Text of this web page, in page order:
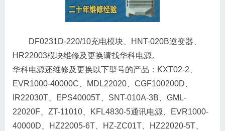
DF0231D-220/10充电模块、HNT-020B逆变器、
HR22003模块维修及更换请找华科电源。
华科电源还维修及更换以下型号的产品：KXT02-2、
EVR1000-40000C、MDL22020、CGF100200D、
IR22030T、EPS40005T、SNT-010A-3B、GML-
22020F、ZT-11010、KFL4830-5通讯电源、EVR1000-
40000D、HZ22005-6T、HZ-ZC01T、HZ22020-5T、